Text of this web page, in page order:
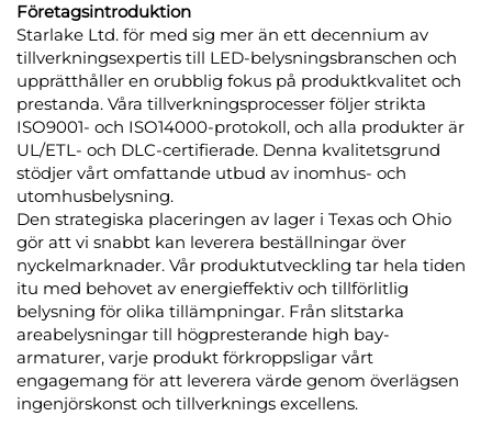
Företagsintroduktion
Starlake Ltd. för med sig mer än ett decennium av
tillverkningsexpertis till LED-belysningsbranschen och
upprätthåller en orubblig fokus på produktkvalitet och
prestanda. Våra tillverkningsprocesser följer strikta
ISO9001- och ISO14000-protokoll, och alla produkter är
UL/ETL- och DLC-certifierade. Denna kvalitetsgrund
stödjer vårt omfattande utbud av inomhus- och
utomhusbelysning.
Den strategiska placeringen av lager i Texas och Ohio
gör att vi snabbt kan leverera beställningar över
nyckelmarknader. Vår produktutveckling tar hela tiden
itu med behovet av energieffektiv och tillförlitlig
belysning för olika tillämpningar. Från slitstarka
areabelysningar till högpresterande high bay-
armaturer, varje produkt förkroppsligar vårt
engagemang för att leverera värde genom överlägsen
ingenjörskonst och tillverknings excellens.